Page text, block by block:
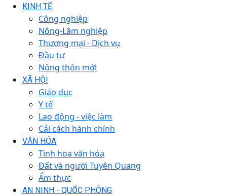
KINH TẾ
Công nghiệp
Nông-Lâm nghiệp
Thương mại - Dịch vụ
Đầu tư
Nông thôn mới
XÃ HỘI
Giáo dục
Y tế
Lao động - việc làm
Cải cách hành chính
VĂN HÓA
Tinh hoa văn hóa
Đất và người Tuyên Quang
Ẩm thực
AN NINH - QUỐC PHÒNG